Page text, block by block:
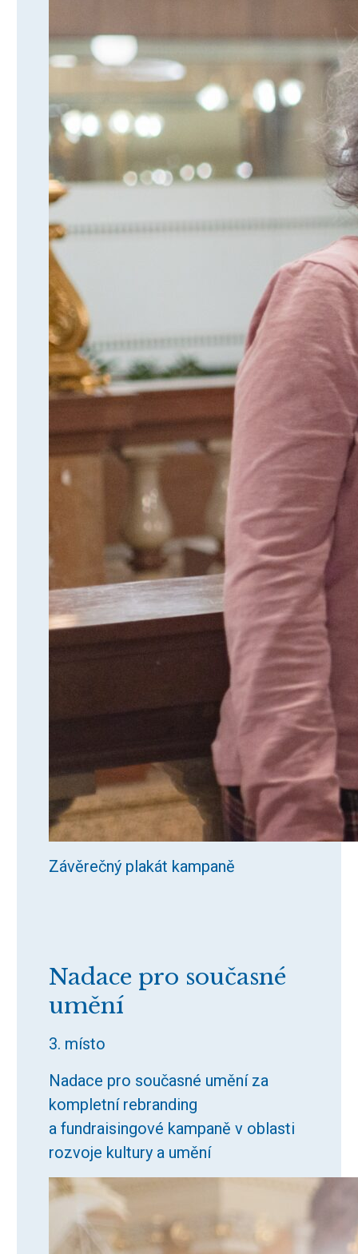
Závěrečný plakát kampaně
Nadace pro současné
umění
3. místo
Nadace pro současné umění za
kompletní rebranding
a fundraisingové kampaně v oblasti
rozvoje kultury a umění